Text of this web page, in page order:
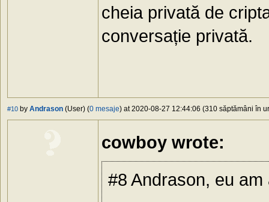
cheia privată de
conversație privată.
#10 by Andrason (User) (0 mesaje) at 2020-08-27 12:44:06 (310 săptămâni în
cowboy wrote:
#8 Andrason, eu